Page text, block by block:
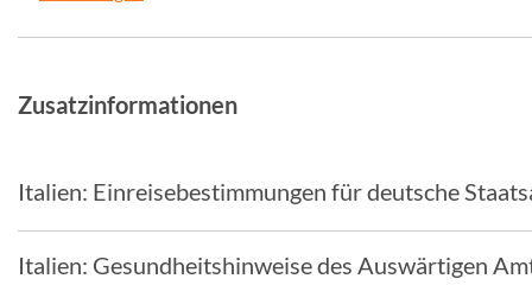
Zusatzinformationen
Italien: Einreisebestimmungen für deutsche
Italien: Gesundheitshinweise des Auswärtigen